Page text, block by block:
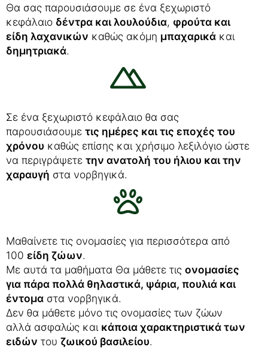
Θα σας παρουσιάσουμε σε ένα ξεχωριστό
κεφάλαιο δέντρα και λουλούδια, φρούτα και
είδη λαχανικών καθώς ακόμη μπαχαρικά και
δημητριακά.
Σε ένα ξεχωριστό κεφάλαιο θα σας
παρουσιάσουμε τις ημέρες και τις εποχές του
χρόνου καθώς επίσης και χρήσιμο λεξιλόγιο ώστε
να περιγράψετε την ανατολή του ήλιου και την
χαραυγή στα νορβηγικά.
Μαθαίνετε τις ονομασίες για περισσότερα από
100 είδη ζώων.
Με αυτά τα μαθήματα Θα μάθετε τις ονομασίες
για πάρα πολλά θηλαστικά, ψάρια, πουλιά και
έντομα στα νορβηγικά.
Δεν θα μάθετε μόνο τις ονομασίες των ζώων
αλλά ασφαλώς και κάποια χαρακτηριστικά των
ειδών του ζωικού βασιλείου.